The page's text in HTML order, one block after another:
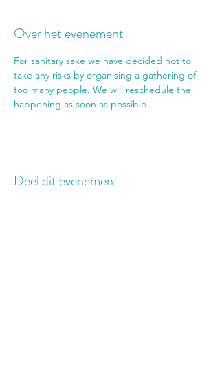
Over het evenement
For sanitary sake we have decided not to
take any risks by organising a gathering of
too many people. We will reschedule the
happening as soon as possible.
Deel dit evenement